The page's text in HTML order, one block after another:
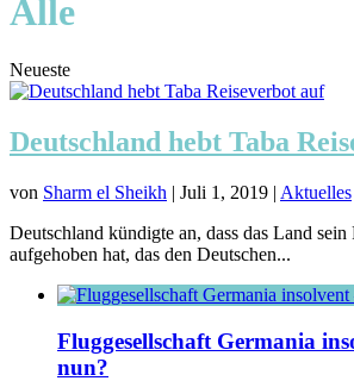
Alle
Neueste
Deutschland hebt Taba
von Sharm el Sheikh | Juli 1, 2019 | Aktuelles
Deutschland kündigte an, dass das Land
aufgehoben hat, das den Deutschen...
Fluggesellschaft Germania
nun?